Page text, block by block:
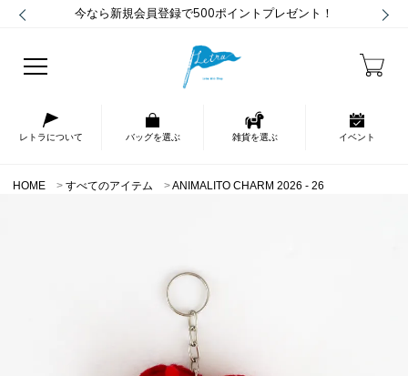
今なら新規会員登録で500ポイントプレゼント！
レトラについて バッグを選ぶ 雑貨を選ぶ イベント
HOME すべてのアイテム ANIMALITO CHARM 2026 - 26